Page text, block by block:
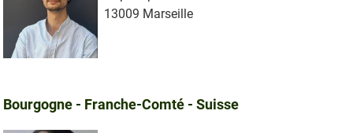
13009 Marseille
Bourgogne - Franche-Comté - Suisse